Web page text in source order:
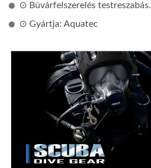
⊙ Búvárfelszerelés testreszabás.
⊙ Gyártja: Aquatec